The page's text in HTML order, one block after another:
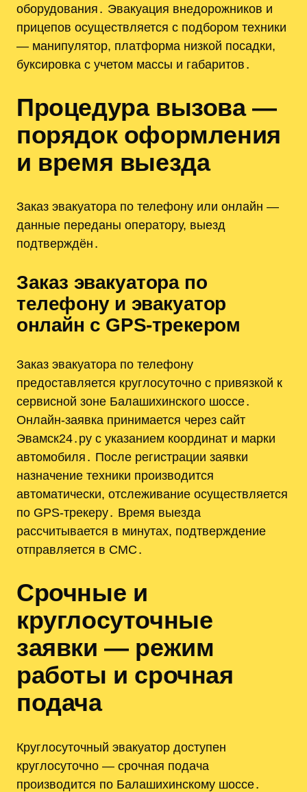
оборудования․ Эвакуация внедорожников и
прицепов осуществляется с подбором техники
— манипулятор, платформа низкой посадки,
буксировка с учетом массы и габаритов․
Процедура вызова —
порядок оформления
и время выезда
Заказ эвакуатора по телефону или онлайн —
данные переданы оператору, выезд
подтверждён․
Заказ эвакуатора по
телефону и эвакуатор
онлайн с GPS‑трекером
Заказ эвакуатора по телефону
предоставляется круглосуточно с привязкой к
сервисной зоне Балашихинского шоссе․
Онлайн‑заявка принимается через сайт
Эвамск24․ру с указанием координат и марки
автомобиля․ После регистрации заявки
назначение техники производится
автоматически, отслеживание осуществляется
по GPS‑трекеру․ Время выезда
рассчитывается в минутах, подтверждение
отправляется в СМС․
Срочные и
круглосуточные
заявки — режим
работы и срочная
подача
Круглосуточный эвакуатор доступен
круглосуточно — срочная подача
производится по Балашихинскому шоссе․